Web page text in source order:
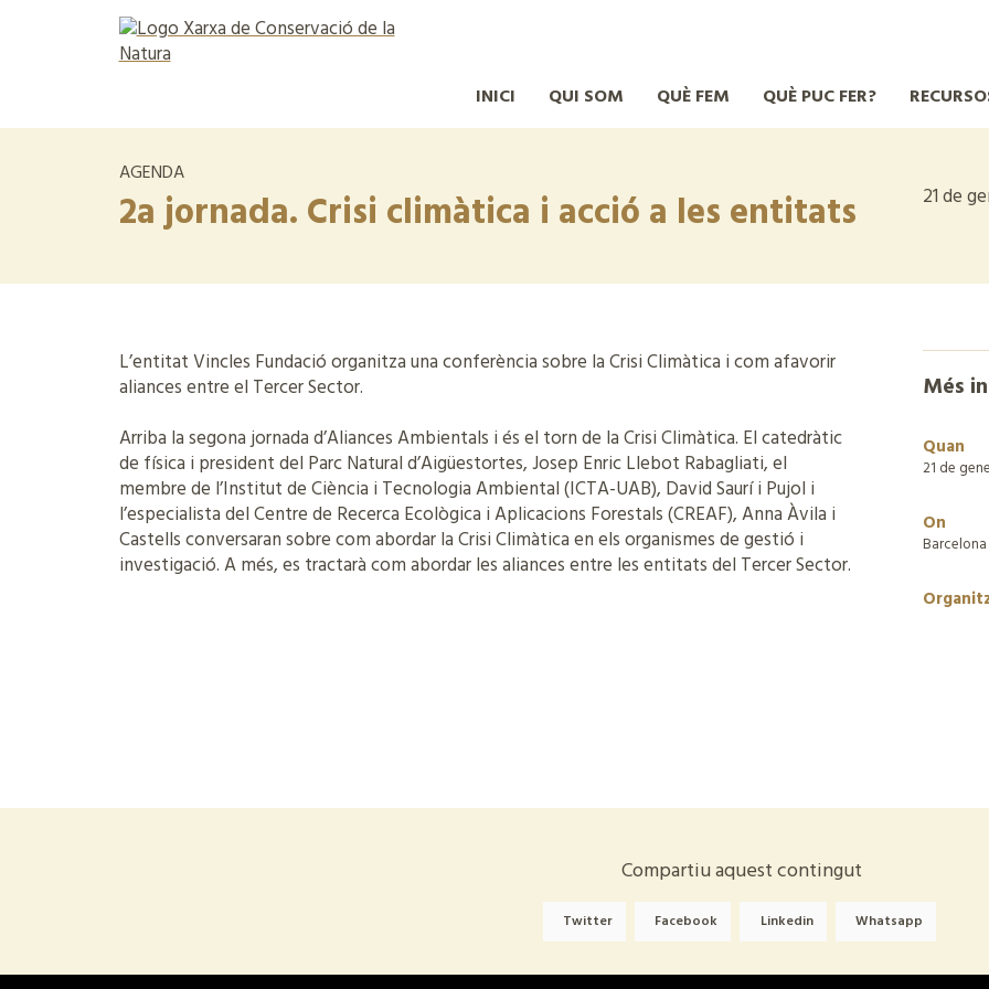
INICI QUI SOM QUÈ FEM QUÈ PUC FER?
AGENDA
2a jornada. Crisi climàtica i acció a les entitats 21 de
L’entitat Vincles Fundació organitza una conferència sobre la Crisi Climàtica i com afavorir
aliances entre el Tercer Sector.
Arriba la segona jornada d’Aliances Ambientals i és el torn de la Crisi Climàtica. El catedràtic
de física i president del Parc Natural d’Aigüestortes, Josep Enric Llebot Rabagliati, el
membre de l’Institut de Ciència i Tecnologia Ambiental (ICTA-UAB), David Saurí i Pujol i
l’especialista del Centre de Recerca Ecològica i Aplicacions Forestals (CREAF), Anna Àvila i
Castells conversaran sobre com abordar la Crisi Climàtica en els organismes de gestió i
investigació. A més, es tractarà com abordar les aliances entre les entitats del Tercer Sector.
Més
Quan
21 de
On
Barcelona
Compartiu aquest contingut
Twitter Facebook Linkedin Whatsapp